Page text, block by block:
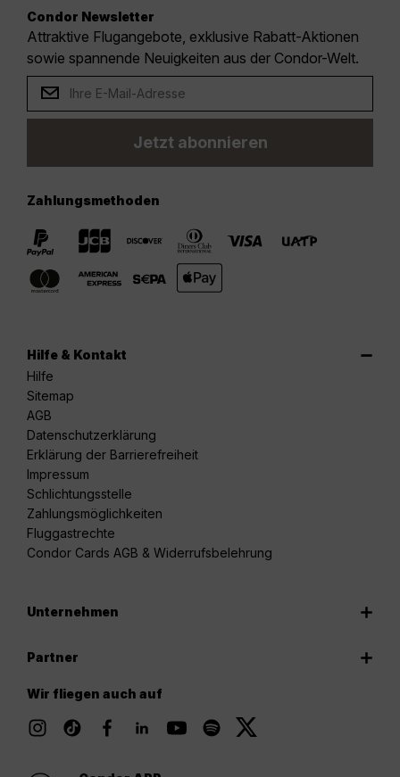
Condor Newsletter
Attraktive Flugangebote, exklusive Rabatt-Aktionen
sowie spannende Neuigkeiten aus der Condor-Welt.
Jetzt abonnieren
Zahlungsmethoden
Hilfe & Kontakt
Hilfe
Sitemap
AGB
Datenschutzerklärung
Erklärung der Barrierefreiheit
Impressum
Schlichtungsstelle
Zahlungsmöglichkeiten
Fluggastrechte
Condor Cards AGB & Widerrufsbelehrung
Unternehmen
Partner
Wir fliegen auch auf